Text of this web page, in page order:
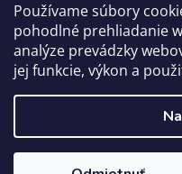
Používame súbory
pohodlné prehliadanie
analýze prevádzky
jej funkcie, výkon a
mámedoma.sk .